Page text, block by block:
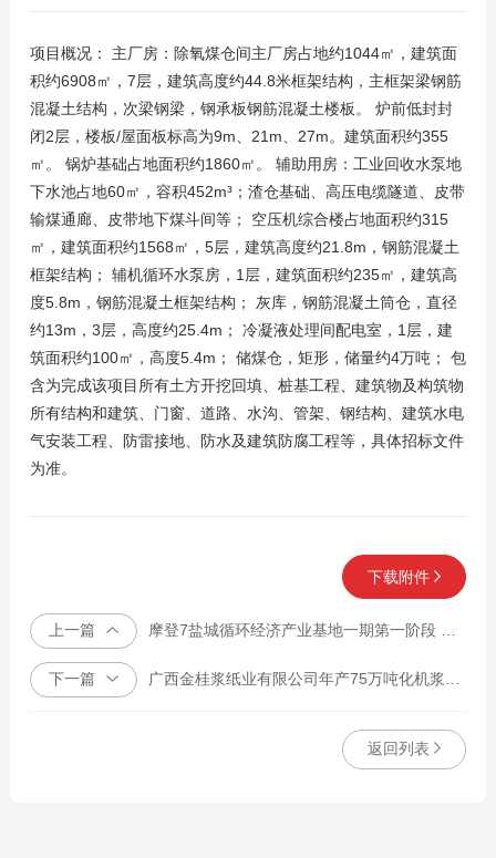
项目概况： 主厂房：除氧煤仓间主厂房占地约1044㎡，建筑面
积约6908㎡，7层，建筑高度约44.8米框架结构，主框架梁钢筋
混凝土结构，次梁钢梁，钢承板钢筋混凝土楼板。 炉前低封封
闭2层，楼板/屋面板标高为9m、21m、27m。建筑面积约355
㎡。 锅炉基础占地面积约1860㎡。 辅助用房：工业回收水泵地
下水池占地60㎡，容积452m³；渣仓基础、高压电缆隧道、皮带
输煤通廊、皮带地下煤斗间等； 空压机综合楼占地面积约315
㎡，建筑面积约1568㎡，5层，建筑高度约21.8m，钢筋混凝土
框架结构； 辅机循环水泵房，1层，建筑面积约235㎡，建筑高
度5.8m，钢筋混凝土框架结构； 灰库，钢筋混凝土筒仓，直径
约13m，3层，高度约25.4m； 冷凝液处理间配电室，1层，建
筑面积约100㎡，高度5.4m； 储煤仓，矩形，储量约4万吨； 包
含为完成该项目所有土方开挖回填、桩基工程、建筑物及构筑物
所有结构和建筑、门窗、道路、水沟、管架、钢结构、建筑水电
气安装工程、防雷接地、防水及建筑防腐工程等，具体招标文件
为准。
下载附件
上一篇 摩登7盐城循环经济产业基地一期第一阶段 年产50万吨差别化纤维素纤维项目 设备、管道、电气安装工程招投标
下一篇 广西金桂浆纸业有限公司年产75万吨化机浆扩建项目土建工程
返回列表